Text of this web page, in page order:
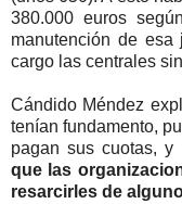
380.000 euros
manutención de esa
cargo las centrales
Cándido Méndez
tenían fundamento,
pagan sus cuotas, y
que las
resarcirles de